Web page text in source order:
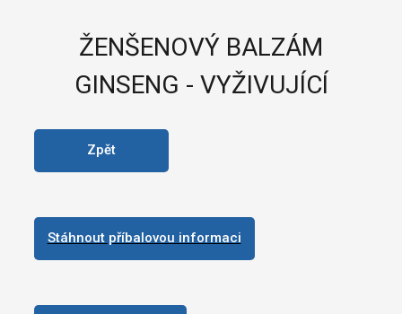
ŽENŠENOVÝ BALZÁM
GINSENG - VYŽIVUJÍCÍ
Zpět
Stáhnout příbalovou informaci